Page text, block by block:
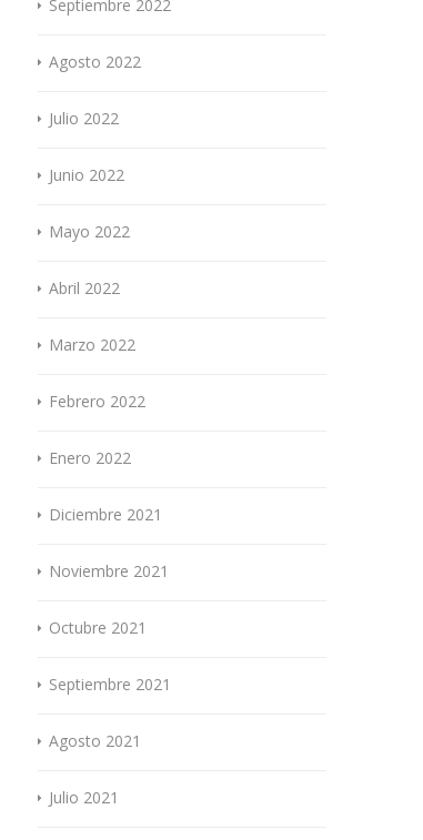
Septiembre 2022
Agosto 2022
Julio 2022
Junio 2022
Mayo 2022
Abril 2022
Marzo 2022
Febrero 2022
Enero 2022
Diciembre 2021
Noviembre 2021
Octubre 2021
Septiembre 2021
Agosto 2021
Julio 2021